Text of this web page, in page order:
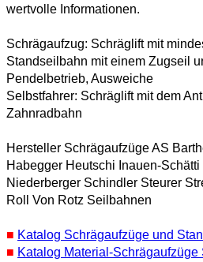
wertvolle Informationen.
Schrägaufzug: Schräglift mit
Standseilbahn mit einem Zugseil
Pendelbetrieb, Ausweiche
Selbstfahrer: Schräglift mit dem
Zahnradbahn
Hersteller Schrägaufzüge AS
Habegger Heutschi Inauen-Schätti
Niederberger Schindler Steurer
Roll Von Rotz Seilbahnen
■ Katalog Schrägaufzüge und
■ Katalog Material-Schrägaufzüge